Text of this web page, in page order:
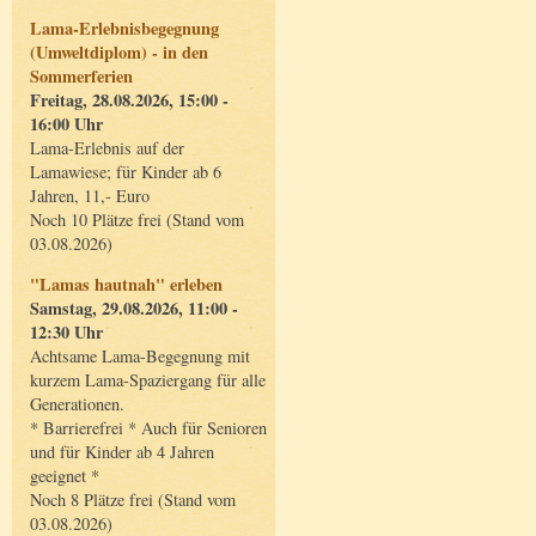
Lama-Erlebnisbegegnung
(Umweltdiplom) - in den
Sommerferien
Freitag, 28.08.2026, 15:00 -
16:00 Uhr
Lama-Erlebnis auf der
Lamawiese; für Kinder ab 6
Jahren, 11,- Euro
Noch 10 Plätze frei (Stand vom
03.08.2026)
"Lamas hautnah" erleben
Samstag, 29.08.2026, 11:00 -
12:30 Uhr
Achtsame Lama-Begegnung mit
kurzem Lama-Spaziergang für alle
Generationen.
* Barrierefrei * Auch für Senioren
und für Kinder ab 4 Jahren
geeignet *
Noch 8 Plätze frei (Stand vom
03.08.2026)